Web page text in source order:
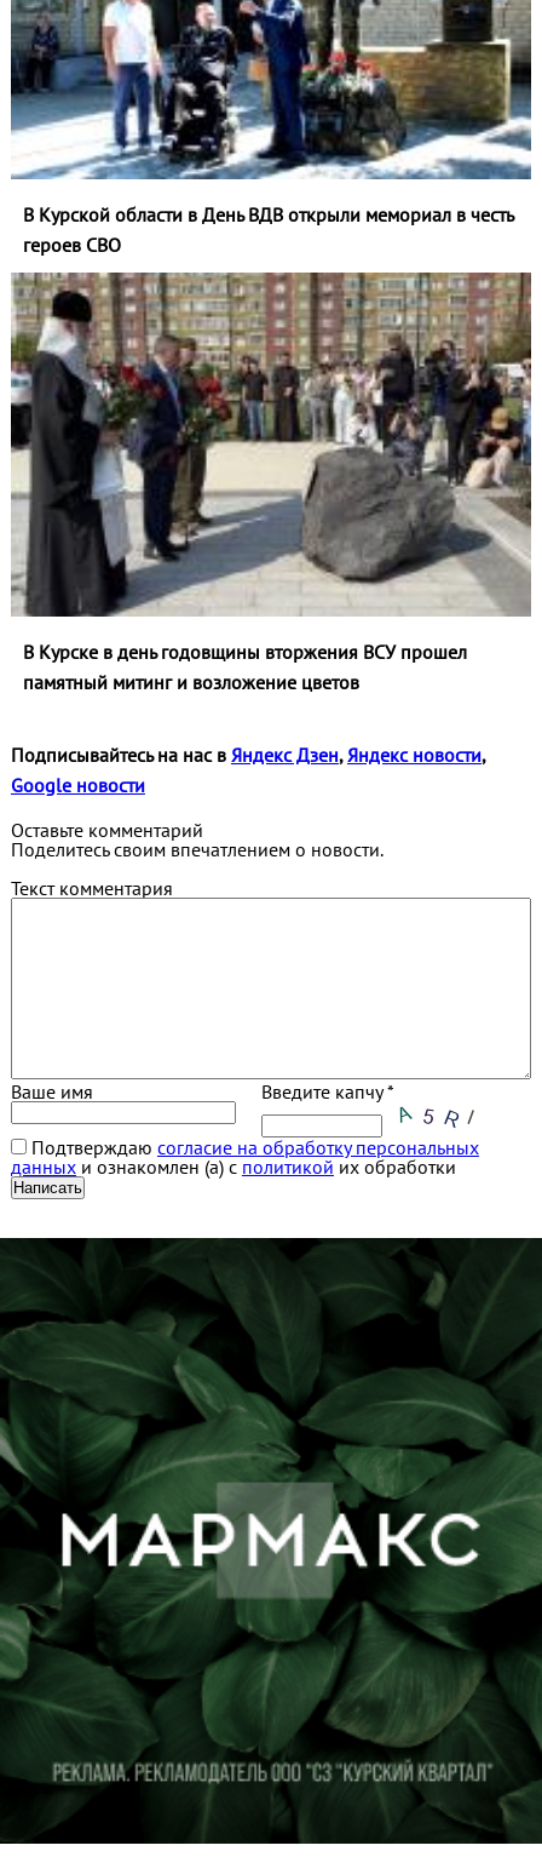
В Курской области в День ВДВ открыли мемориал в честь
героев СВО
В Курске в день годовщины вторжения ВСУ прошел
памятный митинг и возложение цветов
Подписывайтесь на нас в Яндекс Дзен,Яндекс новости,
Google новости
Оставьте комментарий
Поделитесь своим впечатлением о новости.
Текст комментария
Ваше имя Введите капчу *
Подтверждаю согласие на обработку персональных
данныхи ознакомлен (а) с политикой их обработки